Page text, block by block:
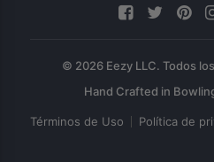
© 2026 Eezy LLC. Todos
Términos de Uso Política de